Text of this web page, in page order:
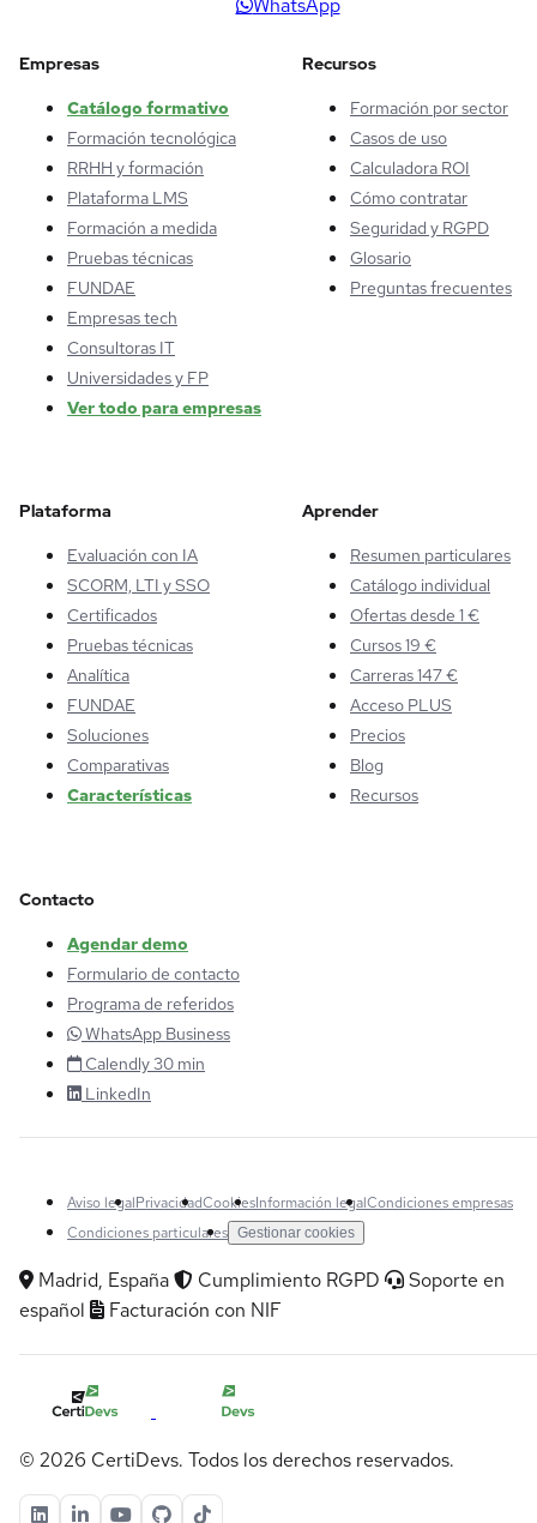
Empresas
Catálogo formativo
Formación tecnológica
RRHH y formación
Plataforma LMS
Formación a medida
Pruebas técnicas
FUNDAE
Empresas tech
Consultoras IT
Universidades y FP
Ver todo para empresas
Recursos
Formación por sector
Casos de uso
Calculadora ROI
Cómo contratar
Seguridad y RGPD
Glosario
Preguntas frecuentes
Plataforma
Evaluación con IA
SCORM, LTI y SSO
Certificados
Pruebas técnicas
Analítica
FUNDAE
Soluciones
Comparativas
Características
Aprender
Resumen particulares
Catálogo individual
Ofertas desde 1 €
Cursos 19 €
Carreras 147 €
Acceso PLUS
Precios
Blog
Recursos
Contacto
Agendar demo
Formulario de contacto
Programa de referidos
WhatsApp Business
Calendly 30 min
LinkedIn
Aviso legalPrivacidadCookiesInformación legalCondiciones empresas
Condiciones particulares Gestionar cookies
Madrid, España Cumplimiento RGPD
Soporte en
español
Facturación con NIF
© 2026 CertiDevs. Todos los derechos reservados.